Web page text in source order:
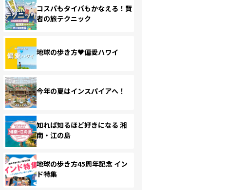
コスパもタイパもかなえる！賢
者の旅テクニック
地球の歩き方♥偏愛ハワイ
今年の夏はインスパイアへ！
知れば知るほど好きになる 湘
南・江の島
地球の歩き方45周年記念 イン
ド特集